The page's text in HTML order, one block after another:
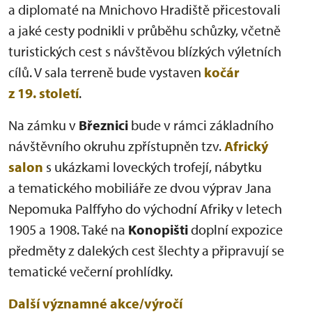
a diplomaté na Mnichovo Hradiště přicestovali
a jaké cesty podnikli v průběhu schůzky, včetně
turistických cest s návštěvou blízkých výletních
cílů. V sala terreně bude vystaven kočár
z 19. století.
Na zámku v Březnici bude v rámci základního
návštěvního okruhu zpřístupněn tzv.Africký
salon s ukázkami loveckých trofejí, nábytku
a tematického mobiliáře ze dvou výprav Jana
Nepomuka Palffyho do východní Afriky v letech
1905 a 1908. Také na Konopištidoplní expozice
předměty z dalekých cest šlechty a připravují se
tematické večerní prohlídky.
Další významné akce/výročí